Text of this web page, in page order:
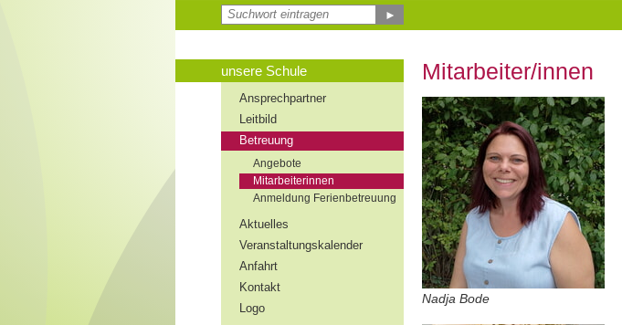
►
unsere Schule
Ansprechpartner
Leitbild
Betreuung
Angebote
Mitarbeiterinnen
Anmeldung Ferienbetreuung
Aktuelles
Veranstaltungskalender
Anfahrt
Kontakt
Logo
Mitarbeiter/innen
Nadja Bode